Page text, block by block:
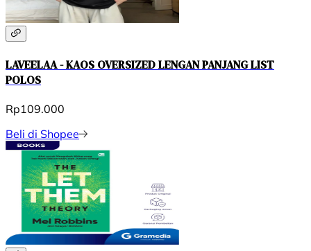
LAVEELAA - KAOS OVERSIZED LENGAN PANJANG LIST
POLOS
Rp109.000
Beli di Shopee